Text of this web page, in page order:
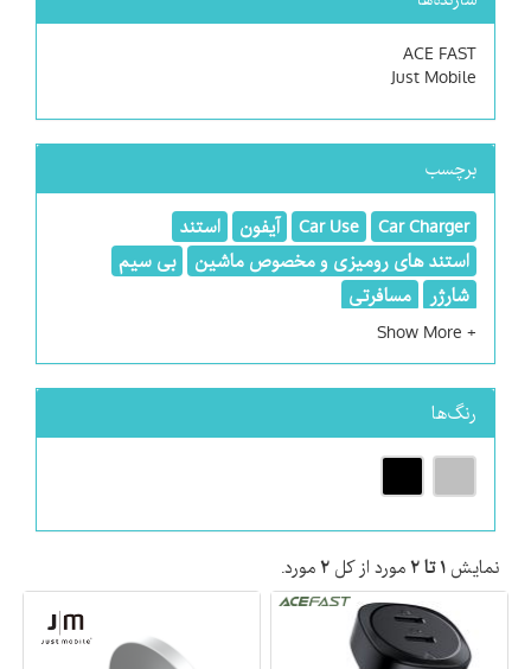
ACE FAST
Just Mobile
برچسب
Car Charger
Car Use آیفون
استند
استند های رومیزی و مخصوص ماشین
بی سیم
شارژر
مسافرتی
رنگ‌ها
نمایش ۱ تا ۲ مورد از کل ۲ مورد.